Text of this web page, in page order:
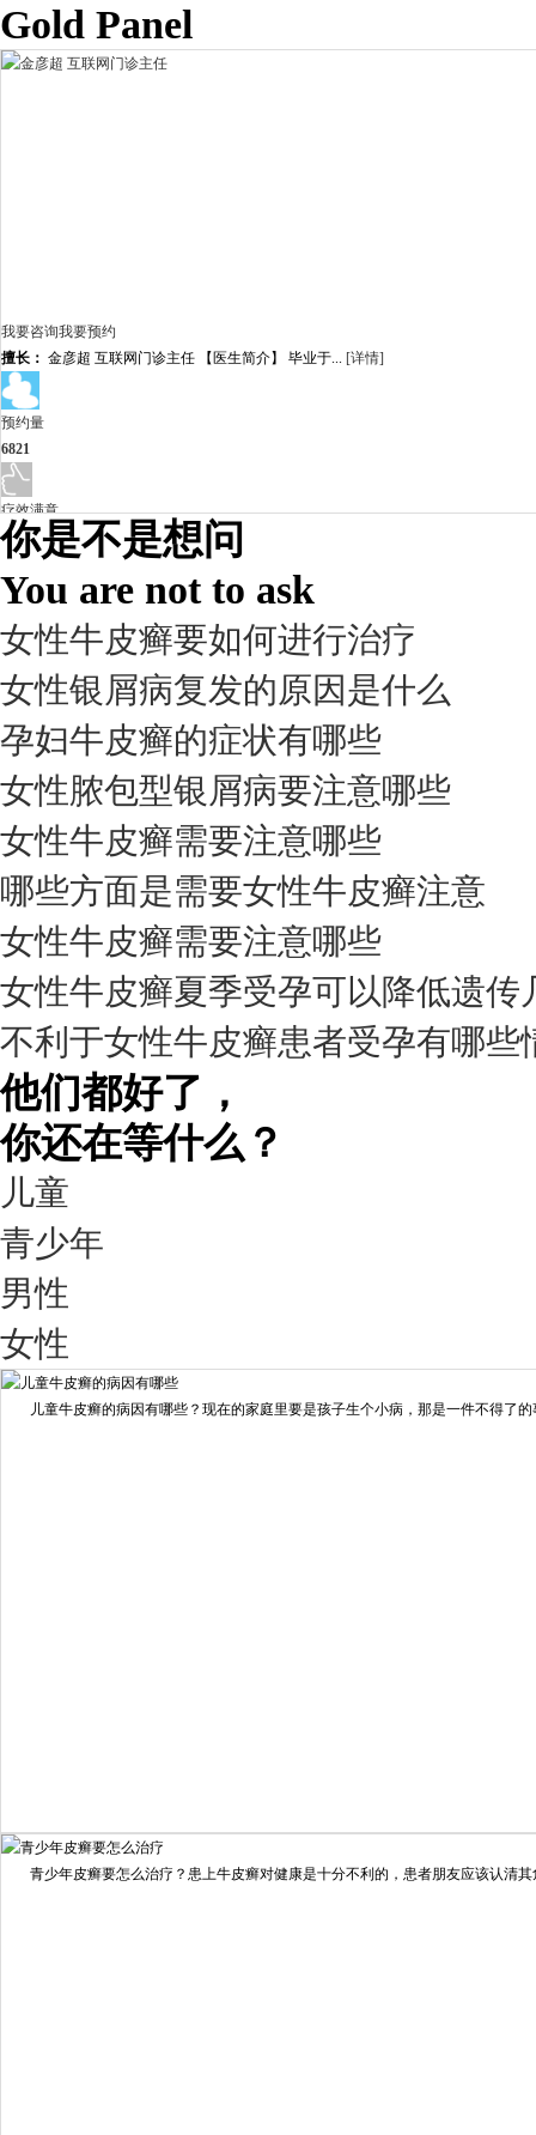
Gold Panel
我要咨询我要预约
擅长： 金彦超 互联网门诊主任 【医生简介】 毕业于... [详情]
预约量
6821
疗效满意
98%
我要咨询我要预约
擅长： 杨成平 互联网门诊主任【医生简介】 毕业于长江...[详情]
预约量
6821
疗效满意
98%
我要咨询
擅长： 王艳琼 门诊主任 专家介绍：毕业于川北医学院...
预约量
我要咨询我要预约
擅长：住院部主任 【个人简介】 肖建华，成都银康银屑病...
你是不是想问
You are not to ask
女性牛皮癣要如何进行治疗
女性银屑病复发的原因是什么
孕妇牛皮癣的症状有哪些
女性脓包型银屑病要注意哪些
女性牛皮癣需要注意哪些
哪些方面是需要女性牛皮癣注意
女性牛皮癣需要注意哪些
女性牛皮癣夏季受孕可以降低遗传
不利于女性牛皮癣患者受孕有哪些
他们都好了，
你还在等什么？
儿童
青少年
男性
女性
儿童牛皮癣的病因有哪些？现在的家庭里要是孩子生个小病，那是一件不得了的
青少年皮癣要怎么治疗？患上牛皮癣对健康是十分不利的，患者朋友应该认清其